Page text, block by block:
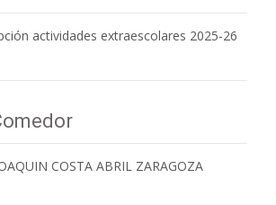
actividades extraescolares 2025-26
COSTA ABRIL ZARAGOZA